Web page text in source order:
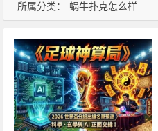
所属分类： 蜗牛扑克怎么样